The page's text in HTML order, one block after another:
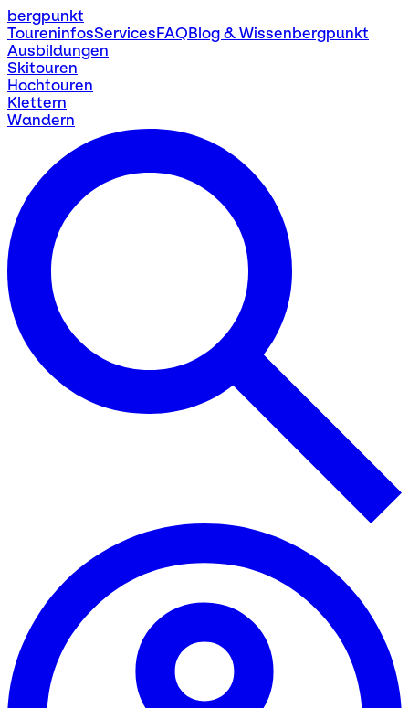
bergpunkt
ToureninfosServicesFAQBlog & Wissenbergpunkt
Ausbildungen
Skitouren
Hochtouren
Klettern
Wandern